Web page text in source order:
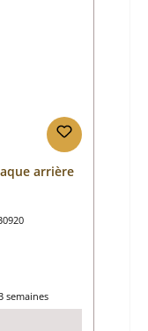
arrière
semaines